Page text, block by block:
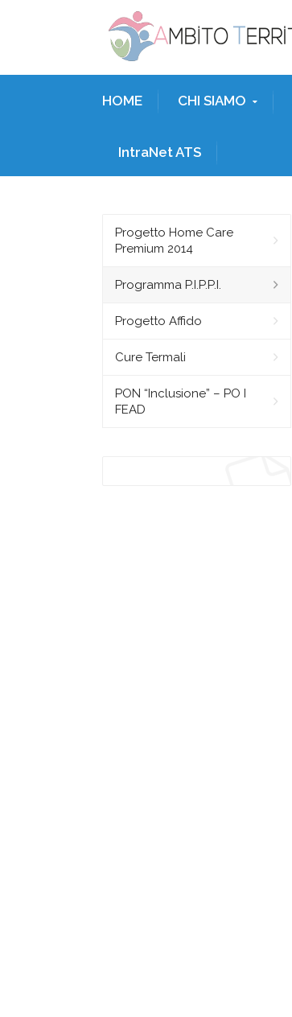
HOME CHI SIAMO
IntraNet ATS
Progetto Home Care
Premium 2014
Programma P.I.P.P.I.
Progetto Affido
Cure Termali
PON “Inclusione” – PO I
FEAD